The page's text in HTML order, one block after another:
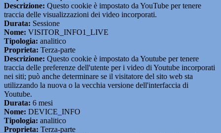
Descrizione: Questo cookie è impostato da YouTube per tenere
traccia delle visualizzazioni dei video incorporati.
Durata: Sessione
Nome: VISITOR_INFO1_LIVE
Tipologia: analitico
Proprieta: Terza-parte
Descrizione: Questo cookie è impostato da Youtube per tenere
traccia delle preferenze dell'utente per i video di Youtube incorporati
nei siti; può anche determinare se il visitatore del sito web sta
utilizzando la nuova o la vecchia versione dell'interfaccia di
Youtube.
Durata: 6 mesi
Nome: DEVICE_INFO
Tipologia: analitico
Proprieta: Terza-parte